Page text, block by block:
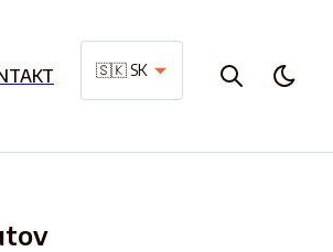
🇸🇰 SK